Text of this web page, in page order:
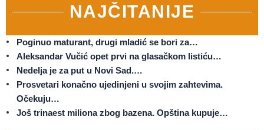
NAJČITANIJE
Poginuo maturant, drugi mladić se bori za…
Aleksandar Vučić opet prvi na glasačkom listiću…
Nedelja je za put u Novi Sad.…
Prosvetari konačno ujedinjeni u svojim zahtevima.
Očekuju…
Još trinaest miliona zbog bazena. Opština kupuje…